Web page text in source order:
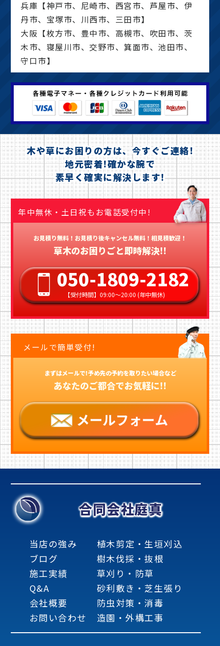
兵庫【神戸市、尼崎市、西宮市、芦屋市、伊
丹市、宝塚市、川西市、三田市】
大阪【枚方市、豊中市、高槻市、吹田市、茨
木市、寝屋川市、交野市、箕面市、池田市、
守口市】
木や草にお困りの方は、今すぐご連絡!
地元密着!確かな腕で
素早く確実に解決します!
年中無休・土日祝もお電話受付中!
お見積り無料！お見積り後キャンセル無料！相見積歓迎！
草木のお困りごと即時解決!!
050-1809-2182
【受付時間】09:00〜20:00 (年中無休)
メールで簡単受付!
まずはメールで!予め先の予約を取りたい場合など
あなたのご都合でお気軽に!!
合同会社庭真
当店の強み
ブログ
施工実績
Q&A
会社概要
お問い合わせ
植木剪定・生垣刈込
樹木伐採・抜根
草刈り・防草
砂利敷き・芝生張り
防虫対策・消毒
造園・外構工事